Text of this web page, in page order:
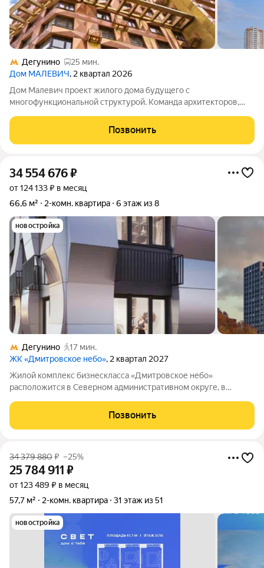
Дегунино
25 мин.
Дом МАЛЕВИЧ, 2 квартал 2026
Дом Малевич проект жилого дома будущего с
многофункциональной структурой. Команда архитекторов,
планировке как личных, так и общественных зон. Жизнь в
Доме Малевич становится комфортнее:
Позвонить
34 554 676₽
от 124 133 ₽ в месяц
66,6 м²
2-комн. квартира 6 этаж из 8
новостройка
Дегунино
17 мин.
ЖК «Дмитровское небо», 2 квартал 2027
Жилой комплекс бизнескласса «Дмитровское небо»
расположится в Северном административном округе, в
городской инфраструктуры и близости к природным зонам:
Позвонить
34 379 880₽ –25%
25 784 911 ₽
от 123 489 ₽ в месяц
57,7 м²
2-комн. квартира 31 этаж из 51
новостройка